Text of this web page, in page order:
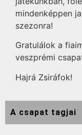
mindenképpen
szezonra!
Gratulálok a
veszprémi
Hajrá Zsiráfok!
A csapat tagjai